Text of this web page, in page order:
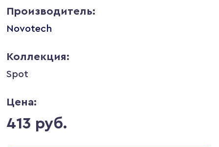
Производитель:
Novotech
Коллекция:
Spot
Цена:
413 руб.